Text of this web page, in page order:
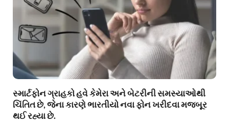
સ્માર્ટફોન ગ્રાહકો હવે કેમેરા અને બેટરીની સમસ્યાઓથી
ચિંતિત છે, જેના કારણે ભારતીયો નવા ફોન ખરીદવા મજબૂર
થઈ રહ્યા છે.